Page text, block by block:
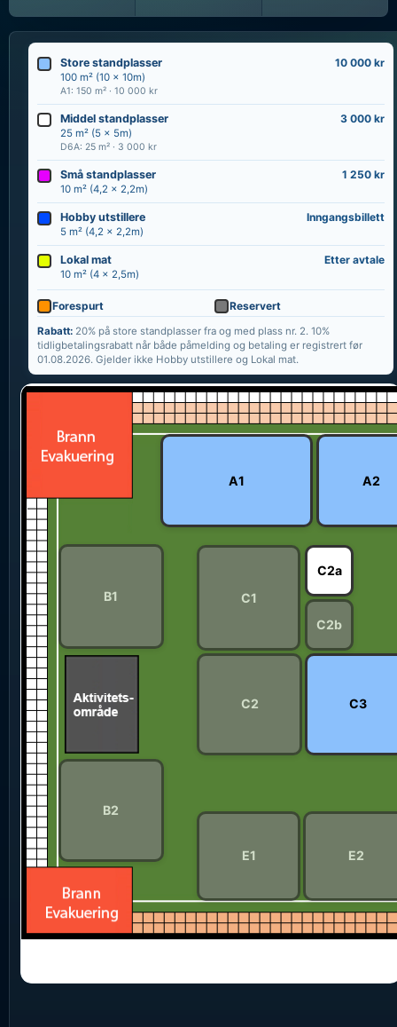
Store standplasser 10 000 kr
100 m² (10 x 10m)
A1: 150 m² · 10 000 kr
Middel standplasser 3 000 kr
25 m² (5 x 5m)
D6A: 25 m² · 3 000 kr
Små standplasser 1 250 kr
10 m² (4,2 x 2,2m)
Hobby utstillere Inngangsbillett
5 m² (4,2 x 2,2m)
Lokal mat Etter avtale
10 m² (4 x 2,5m)
Forespurt Reservert
Rabatt: 20% på store standplasser fra og med plass nr. 2. 10%
tidligbetalingsrabatt når både påmelding og betaling er registrert før
01.08.2026. Gjelder ikke Hobby utstillere og Lokal mat.
A1 A2
B1
B2
C1
C2 C3
E1 E2
C2a
C2b